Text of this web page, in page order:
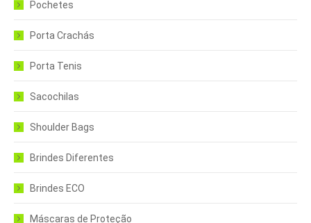
Pochetes
Porta Crachás
Porta Tenis
Sacochilas
Shoulder Bags
Brindes Diferentes
Brindes ECO
Máscaras de Proteção